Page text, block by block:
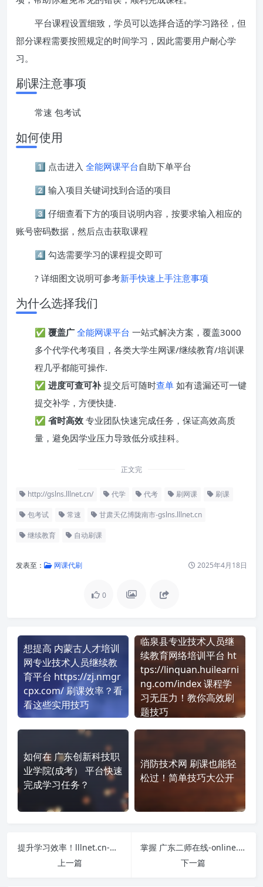
平台课程设置细致，学员可以选择合适的学习路径，但
部分课程需要按照规定的时间学习，因此需要用户耐心学
习。
刷课注意事项
常速 包考试
如何使用
1️⃣ 点击进入 全能网课平台自助下单平台
2️⃣ 输入项目关键词找到合适的项目
3️⃣ 仔细查看下方的项目说明内容，按要求输入相应的
账号密码数据，然后点击获取课程
4️⃣ 勾选需要学习的课程提交即可
? 详细图文说明可参考新手快速上手注意事项
为什么选择我们
✅ 覆盖广 全能网课平台 一站式解决方案，覆盖3000
多个代学代考项目，各类大学生网课/继续教育/培训课
程几乎都能可操作.
✅ 进度可查可补提交后可随时查单 如有遗漏还可一键
提交补学，方便快捷.
✅ 省时高效 专业团队快速完成任务，保证高效高质
量，避免因学业压力导致低分或挂科。
正文完
http://gslns.lllnet.cn/ 代学 代考 刷网课 刷课
包考试 常速 甘肃天亿博陇南市-gslns.lllnet.cn
继续教育 自动刷课
发表至： 网课代刷 2025年4月18日
0
想提高 内蒙古人才培训
网专业技术人员继续教
育平台 https://zj.nmgr
cpx.com/ 刷课效率？看
看这些实用技巧
临泉县专业技术人员继
续教育网络培训平台 ht
tps://linquan.huilearni
ng.com/index 课程学
习无压力！教你高效刷
题技巧
如何在 广东创新科技职
业学院(成考） 平台快速
完成学习任务？
消防技术网 刷课也能轻
松过！简单技巧大公开
提升学习效率！lllnet.cn-常速通用版 刷课方法全揭秘
上一篇
掌握 广东二师在线-online.gdei.edu.cn 课程，简单刷课技巧分享！
下一篇